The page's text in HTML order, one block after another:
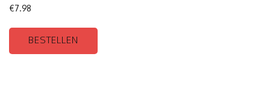
€7.98
BESTELLEN